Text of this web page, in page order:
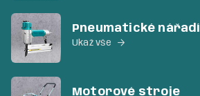
Pneumatické nářadí
Ukaž vše 
Motorové stroje